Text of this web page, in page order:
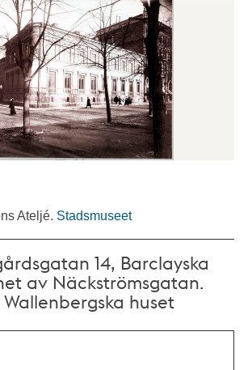
Ateljé. Stadsmuseet
14, Barclayska
av Näckströmsgatan.
huset